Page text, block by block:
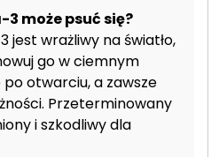
3 może psuć się?
jest wrażliwy na światło,
go w ciemnym
otwarciu, a zawsze
Przeterminowany
i szkodliwy dla